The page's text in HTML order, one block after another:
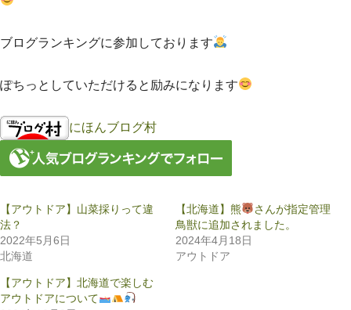
ブログランキングに参加しております
ぽちっとしていただけると励みになります
にほんブログ村
【アウトドア】山菜採りって違
法？
2022年5月6日
北海道
【北海道】熊
さんが指定管理
鳥獣に追加されました。
2024年4月18日
アウトドア
【アウトドア】北海道で楽しむ
アウトドアについて